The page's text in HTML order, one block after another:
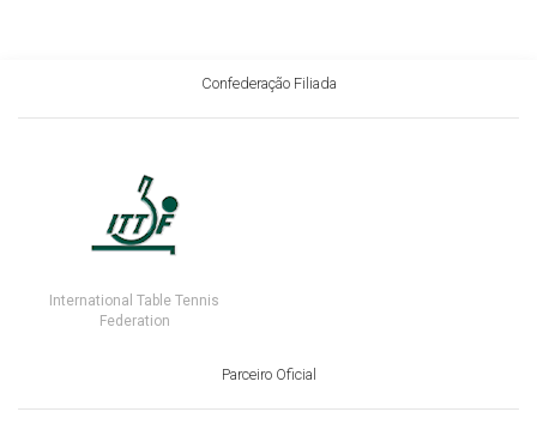
Confederação Filiada
International Table Tennis
Federation
Parceiro Oficial